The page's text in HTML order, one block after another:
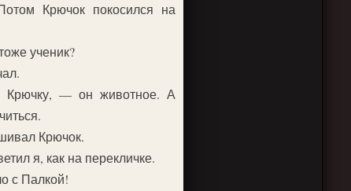
Крючок покосился на
ученик?
— он животное. А
Крючок.
я, как на перекличке.
с Палкой!